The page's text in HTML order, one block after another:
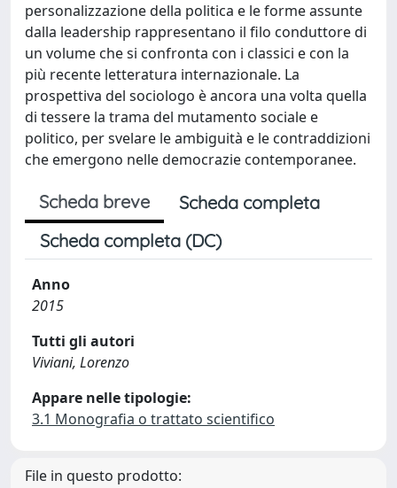
personalizzazione della politica e le forme assunte
dalla leadership rappresentano il filo conduttore di
un volume che si confronta con i classici e con la
più recente letteratura internazionale. La
prospettiva del sociologo è ancora una volta quella
di tessere la trama del mutamento sociale e
politico, per svelare le ambiguità e le contraddizioni
che emergono nelle democrazie contemporanee.
Scheda breve
Scheda completa
Scheda completa (DC)
Anno
2015
Tutti gli autori
Viviani, Lorenzo
Appare nelle tipologie:
3.1 Monografia o trattato scientifico
File in questo prodotto: